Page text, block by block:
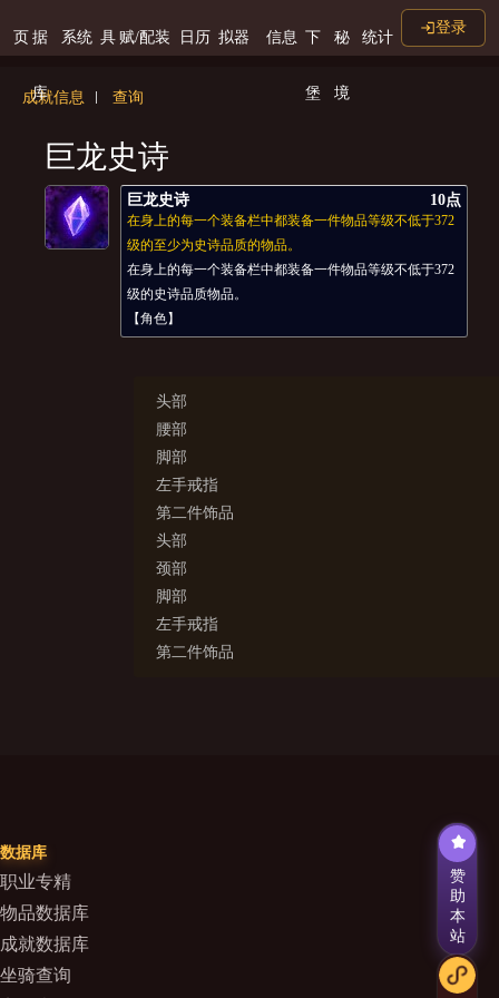
页 据
库
系统 具 赋/配装 日历 拟器 信息 下
堡
秘
境
统计
登录
成就信息 查询
巨龙史诗
巨龙史诗 10点
在身上的每一个装备栏中都装备一件物品等级不低于372
级的至少为史诗品质的物品。
在身上的每一个装备栏中都装备一件物品等级不低于372
级的史诗品质物品。
【角色】
头部
腰部
脚部
左手戒指
第二件饰品
头部
颈部
脚部
左手戒指
第二件饰品
数据库
职业专精
物品数据库
成就数据库
坐骑查询
赞
助
本
站